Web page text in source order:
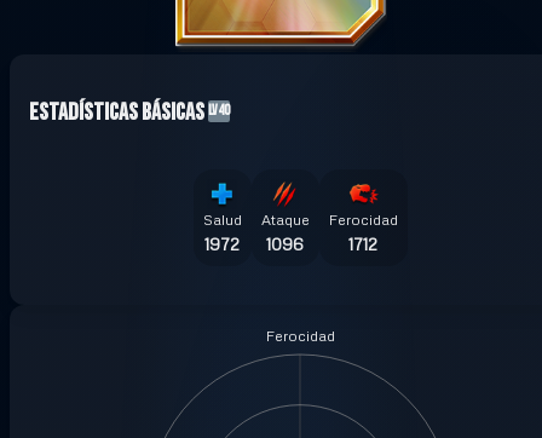
Estadísticas Básicas LV40
Salud
1972
Ataque
1096
Ferocidad
1712
Ferocidad